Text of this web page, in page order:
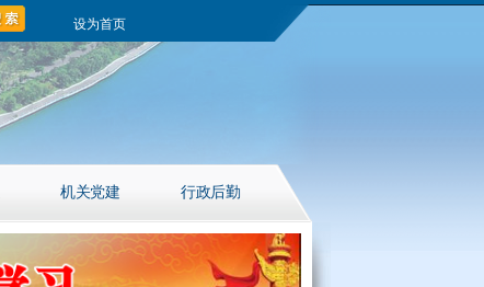
设为首页
机关党建 行政后勤